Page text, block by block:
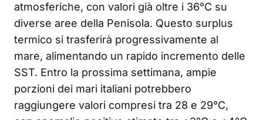
atmosferiche, con valori già oltre i 36°C su
diverse aree della Penisola. Questo surplus
termico si trasferirà progressivamente al
mare, alimentando un rapido incremento delle
SST. Entro la prossima settimana, ampie
porzioni dei mari italiani potrebbero
raggiungere valori compresi tra 28 e 29°C,